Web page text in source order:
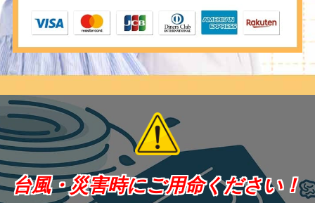
台風・災害時にご用命ください！